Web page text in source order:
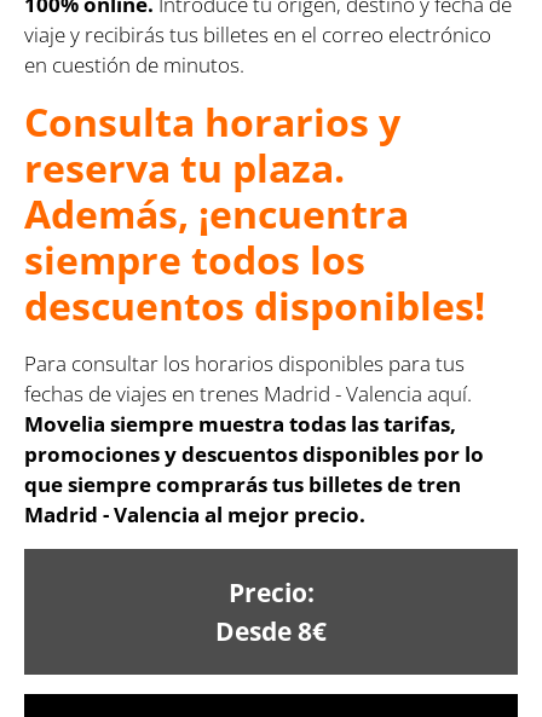
viaje y recibirás tus billetes en el correo electrónico
en cuestión de minutos.
Consulta horarios y
reserva tu plaza.
Además, ¡encuentra
siempre todos los
descuentos disponibles!
Para consultar los horarios disponibles para tus
fechas de viajes en trenes Madrid - Valencia aquí.
Movelia siempre muestra todas las tarifas,
promociones y descuentos disponibles por lo
que siempre comprarás tus billetes de tren
Madrid - Valencia al mejor precio.
Precio:
Desde 8€